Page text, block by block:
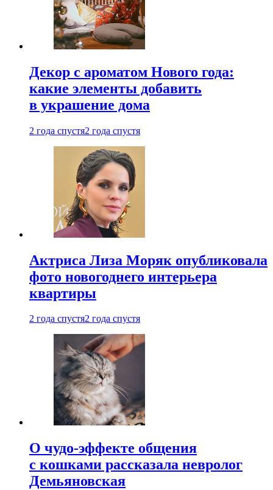
Декор с ароматом Нового года:
какие элементы добавить
в украшение дома
2 года спустя2 года спустя
Актриса Лиза Моряк опубликовала
фото новогоднего интерьера
квартиры
2 года спустя2 года спустя
О чудо-эффекте общения
с кошками рассказала невролог
Демьяновская